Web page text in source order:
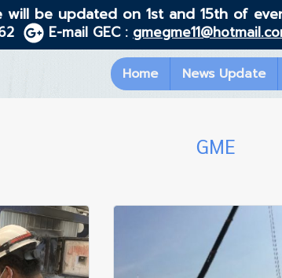
will be updated on 1st and 15th of
E-mail GEC :
Home News Update
GME